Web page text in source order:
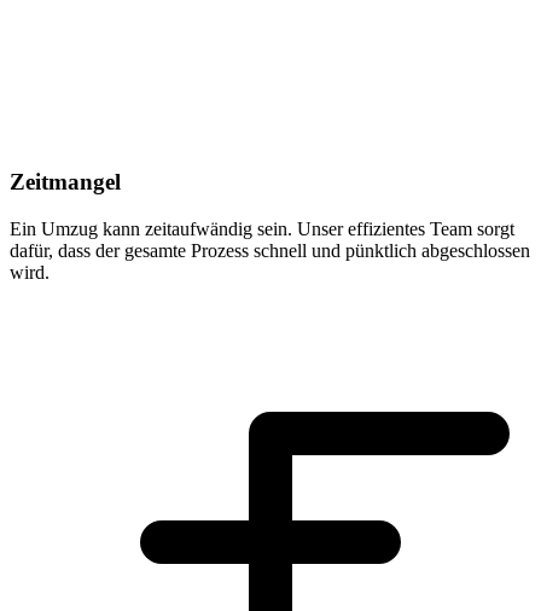
Zeitmangel
Ein Umzug kann zeitaufwändig sein. Unser effizientes Team sorgt
dafür, dass der gesamte Prozess schnell und pünktlich abgeschlossen
wird.